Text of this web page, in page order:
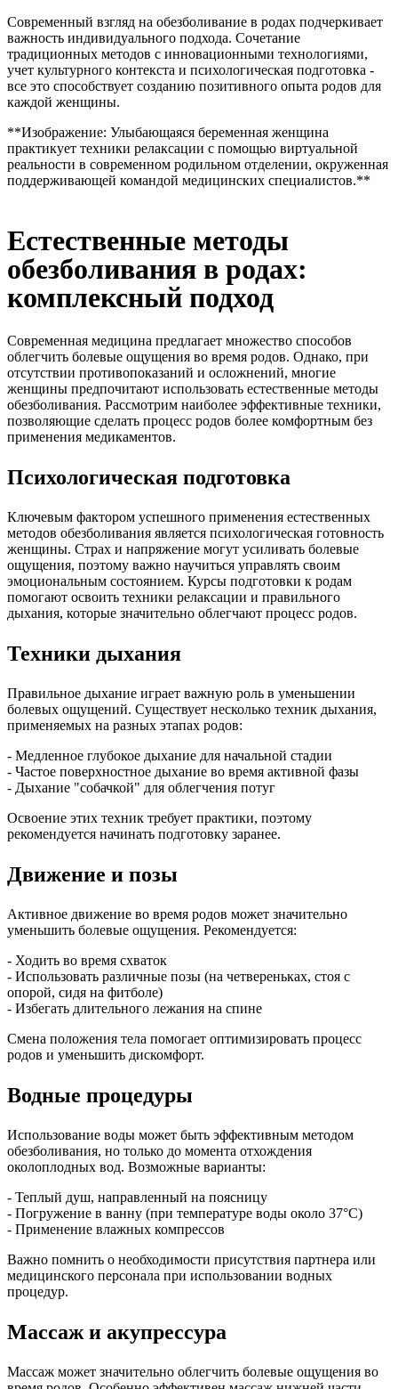
Современный взгляд на обезболивание в родах подчеркивает
важность индивидуального подхода. Сочетание
традиционных методов с инновационными технологиями,
учет культурного контекста и психологическая подготовка -
все это способствует созданию позитивного опыта родов для
каждой женщины.
**Изображение: Улыбающаяся беременная женщина
практикует техники релаксации с помощью виртуальной
реальности в современном родильном отделении, окруженная
поддерживающей командой медицинских специалистов.**
Естественные методы
обезболивания в родах:
комплексный подход
Современная медицина предлагает множество способов
облегчить болевые ощущения во время родов. Однако, при
отсутствии противопоказаний и осложнений, многие
женщины предпочитают использовать естественные методы
обезболивания. Рассмотрим наиболее эффективные техники,
позволяющие сделать процесс родов более комфортным без
применения медикаментов.
Психологическая подготовка
Ключевым фактором успешного применения естественных
методов обезболивания является психологическая готовность
женщины. Страх и напряжение могут усиливать болевые
ощущения, поэтому важно научиться управлять своим
эмоциональным состоянием. Курсы подготовки к родам
помогают освоить техники релаксации и правильного
дыхания, которые значительно облегчают процесс родов.
Техники дыхания
Правильное дыхание играет важную роль в уменьшении
болевых ощущений. Существует несколько техник дыхания,
применяемых на разных этапах родов:
- Медленное глубокое дыхание для начальной стадии
- Частое поверхностное дыхание во время активной фазы
- Дыхание "собачкой" для облегчения потуг
Освоение этих техник требует практики, поэтому
рекомендуется начинать подготовку заранее.
Движение и позы
Активное движение во время родов может значительно
уменьшить болевые ощущения. Рекомендуется:
- Ходить во время схваток
- Использовать различные позы (на четвереньках, стоя с
опорой, сидя на фитболе)
- Избегать длительного лежания на спине
Смена положения тела помогает оптимизировать процесс
родов и уменьшить дискомфорт.
Водные процедуры
Использование воды может быть эффективным методом
обезболивания, но только до момента отхождения
околоплодных вод. Возможные варианты:
- Теплый душ, направленный на поясницу
- Погружение в ванну (при температуре воды около 37°C)
- Применение влажных компрессов
Важно помнить о необходимости присутствия партнера или
медицинского персонала при использовании водных
процедур.
Массаж и акупрессура
Массаж может значительно облегчить болевые ощущения во